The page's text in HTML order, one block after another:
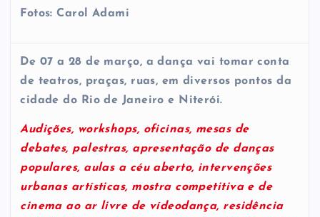
Fotos: Carol Adami
De 07 a 28 de março, a dança vai tomar conta
de teatros, praças, ruas, em diversos pontos da
cidade do Rio de Janeiro e Niterói.
Audições, workshops, oficinas, mesas de
debates, palestras, apresentação de danças
populares, aulas a céu aberto, intervenções
urbanas artísticas, mostra competitiva e de
cinema ao ar livre de vídeodança, residência